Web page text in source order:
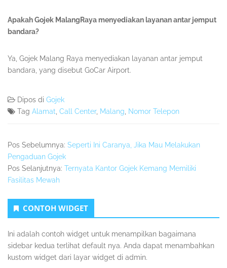
Apakah Gojek MalangRaya menyediakan layanan antar jemput
bandara?
Ya, Gojek Malang Raya menyediakan layanan antar jemput
bandara, yang disebut GoCar Airport.
Dipos di Gojek
Tag Alamat, Call Center, Malang, Nomor Telepon
Pos Sebelumnya: Seperti Ini Caranya, Jika Mau Melakukan
Pengaduan Gojek
Pos Selanjutnya: Ternyata Kantor Gojek Kemang Memiliki
Fasilitas Mewah
Sidebar
Kedua
CONTOH WIDGET
Ini adalah contoh widget untuk menampilkan bagaimana
sidebar kedua terlihat default nya. Anda dapat menambahkan
kustom widget dari layar widget di admin.